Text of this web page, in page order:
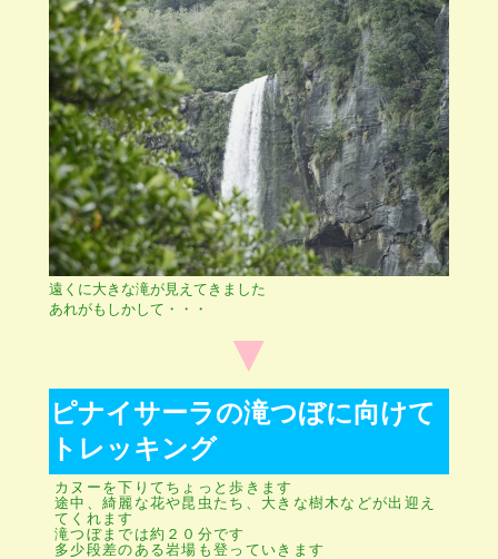
遠くに大きな滝が見えてきました
あれがもしかして・・・
▼
ピナイサーラの滝つぼに向けて
トレッキング
カヌーを下りてちょっと歩きます
途中、綺麗な花や昆虫たち、大きな樹木などが出迎え
てくれます
滝つぼまでは約２０分です
多少段差のある岩場も登っていきます